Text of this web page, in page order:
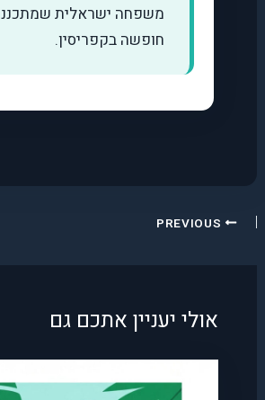
משפחה ישראלית
חופשה בקפריסין.
אולי יעניין אתכם גם